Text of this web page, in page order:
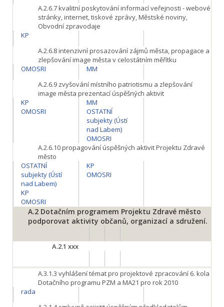
A.2.6.7kvalitní poskytování informací veřejnosti - webové
stránky, internet, tiskové zprávy, Městské noviny,
Obvodní zpravodaje
KP
A.2.6.8intenzivní prosazování zájmů města, propagace a
zlepšování image města v celostátním měřítku
OMOSRI
MM
A.2.6.9 zvyšování místního patriotismu a zlepšování
image města prezentací úspěšných aktivit
KP
OMOSRI
MM
OSTATNÍ
subjekty (Ústí
nad Labem)
OMOSRI
A.2.6.10propagování úspěšných aktivit Projektu Zdravé
město
OSTATNÍ
subjekty (Ústí
nad Labem)
KP
OMOSRI
KP
OMOSRI
A.2 Dotačním programem Projektu Zdravé město
podporovat aktivity občanů, organizací a sdružení.
A.2.1 xxx
A.3.1.3 vyhlášení témat pro projektové zpracování 6. kola
Dotačního programu PZM a MA21 pro rok 2010
rada